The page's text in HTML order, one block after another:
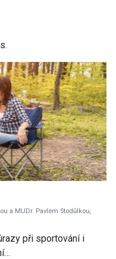
a MUDr. Pavlem Stodůlkou,
při sportování i